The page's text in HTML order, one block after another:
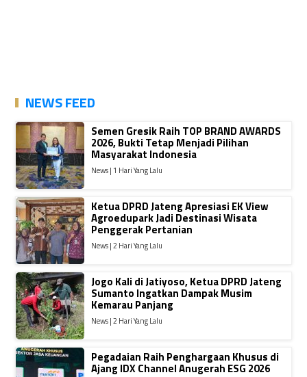
NEWS FEED
Semen Gresik Raih TOP BRAND AWARDS
2026, Bukti Tetap Menjadi Pilihan
Masyarakat Indonesia
News | 1 Hari Yang Lalu
Ketua DPRD Jateng Apresiasi EK View
Agroedupark Jadi Destinasi Wisata
Penggerak Pertanian
News | 2 Hari Yang Lalu
Jogo Kali di Jatiyoso, Ketua DPRD Jateng
Sumanto Ingatkan Dampak Musim
Kemarau Panjang
News | 2 Hari Yang Lalu
Pegadaian Raih Penghargaan Khusus di
Ajang IDX Channel Anugerah ESG 2026